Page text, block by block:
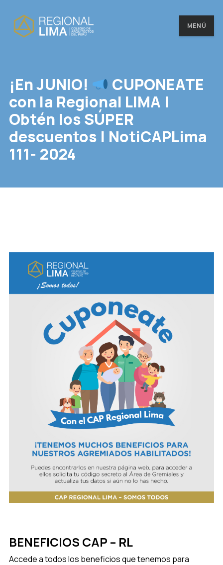
MENÚ
¡En JUNIO!
CUPONEATE
con la Regional LIMA |
Obtén los SÚPER
descuentos | NotiCAPLima
111- 2024
BENEFICIOS CAP – RL
Accede a todos los beneficios que tenemos para